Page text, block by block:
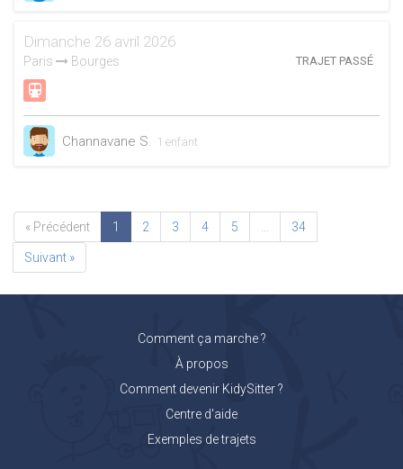
Dimanche 26 avril 2026
Paris Bourges TRAJET PASSÉ
Channavane S. 1 enfant
« Précédent 1 2 3 4 5 34
Suivant »
Comment ça marche ?
À propos
Comment devenir KidySitter ?
Centre d'aide
Exemples de trajets